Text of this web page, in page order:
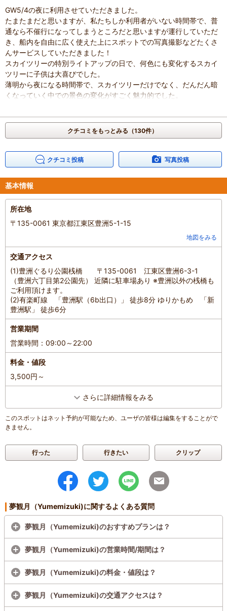
GW5/4の夜に利用させていただきました。
たまたまだと思いますが、私たちしか利用者がいない時間帯で、普
通なら不催行になってしまうところだと思いますが運行していただ
き、船内を自由に広く使えた上にスポットでの写真撮影などたくさ
んサービスしていただきました！
スカイツリーの特別ライトアップの日で、何色にも変化するスカイ
ツリーに子供は大喜びでした。
薄明から夜になる時間帯で、スカイツリーだけでなく、だんだん暗
くなっていく中での景色の変化がすごく魅力的でした。
なんて。お値段以上に得られた感動が大きかったです。
船の通りが多いところでは少し揺れるなと感じましたが、初めて屋
形船に乗った4歳の娘も船酔いすることなく楽しめました。
混雑具合：空いていた
1時間未満
家族の内訳：お子様、配偶者、
子どもの年齢：4～6歳、7～12歳、13歳以上
人数：3人～5人
投稿日：2024年5月5日
クチコミをもっとみる（130件）
クチコミ投稿 写真投稿
基本情報
所在地
〒135-0061 東京都江東区豊洲5-1-15
地図をみる
交通アクセス
(1)豊洲ぐるり公園桟橋 〒135-0061 江東区豊洲6-3-1
（豊洲六丁目第2公園先） 近隣に駐車場あり ※豊洲以外の桟橋も
ご利用頂けます。
(2)有楽町線 「豊洲駅（6b出口）」 徒歩8分 ゆりかもめ 「新
豊洲駅」 徒歩6分
営業期間
営業時間：09:00～22:00
料金・値段
3,500円～
さらに詳細情報をみる
このスポットはネット予約が可能なため、ユーザの皆様は編集をすることがで
きません。
行った 行きたい クリップ
夢観月（Yumemizuki)に関するよくある質問
夢観月（Yumemizuki)のおすすめプランは？
夢観月（Yumemizuki)の営業時間/期間は？
夢観月（Yumemizuki)の料金・値段は？
夢観月（Yumemizuki)の交通アクセスは？